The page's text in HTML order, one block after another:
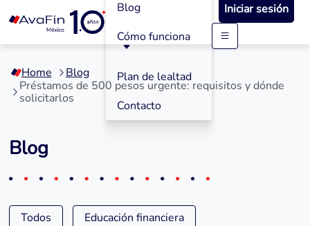
contenido
Blog
Cómo funciona
Plan de lealtad
Contacto
Iniciar sesión
Home
Blog
Préstamos de 500 pesos urgente: requisitos y dónde
solicitarlos
Blog
Todos Educación financiera